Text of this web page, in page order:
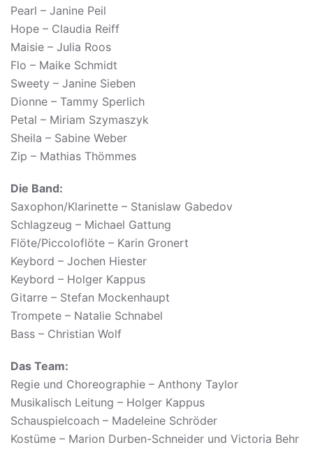
Pearl – Janine Peil
Hope – Claudia Reiff
Maisie – Julia Roos
Flo – Maike Schmidt
Sweety – Janine Sieben
Dionne – Tammy Sperlich
Petal – Miriam Szymaszyk
Sheila – Sabine Weber
Zip – Mathias Thömmes
Die Band:
Saxophon/Klarinette – Stanislaw Gabedov
Schlagzeug – Michael Gattung
Flöte/Piccoloflöte – Karin Gronert
Keybord – Jochen Hiester
Keybord – Holger Kappus
Gitarre – Stefan Mockenhaupt
Trompete – Natalie Schnabel
Bass – Christian Wolf
Das Team:
Regie und Choreographie – Anthony Taylor
Musikalisch Leitung – Holger Kappus
Schauspielcoach – Madeleine Schröder
Kostüme – Marion Durben-Schneider und Victoria Behr